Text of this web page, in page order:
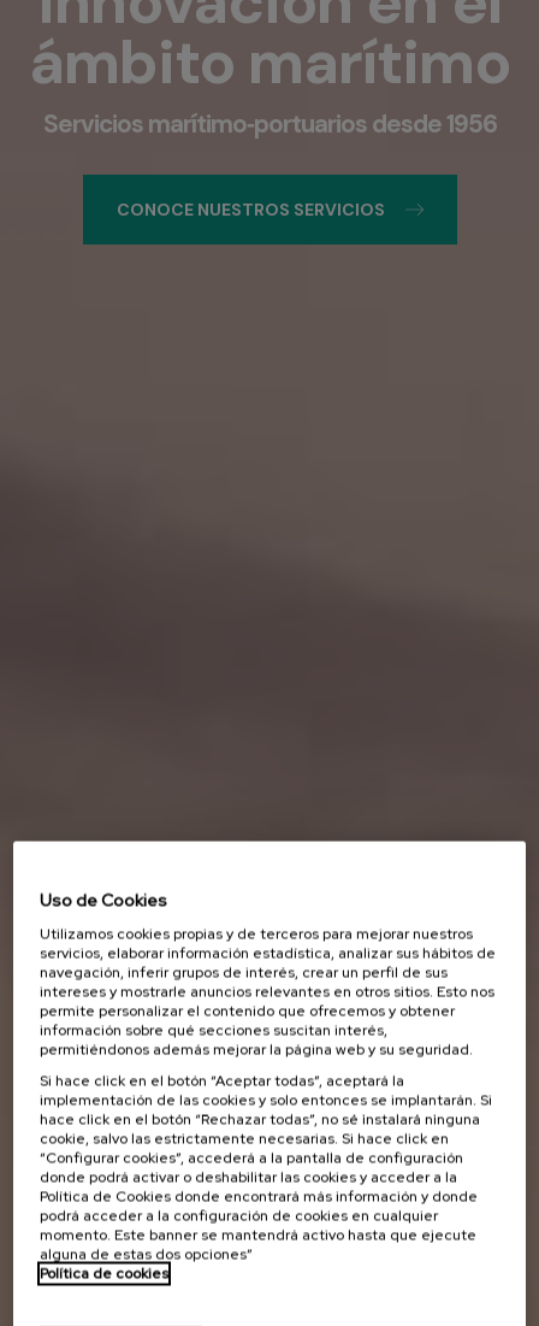
ámbito marítimo
Servicios marítimo‑portuarios desde 1956
CONOCE NUESTROS SERVICIOS
Uso de Cookies
Utilizamos cookies propias y de terceros para mejorar nuestros
servicios, elaborar información estadística, analizar sus hábitos de
navegación, inferir grupos de interés, crear un perfil de sus
intereses y mostrarle anuncios relevantes en otros sitios. Esto nos
permite personalizar el contenido que ofrecemos y obtener
información sobre qué secciones suscitan interés,
permitiéndonos además mejorar la página web y su seguridad.
Si hace click en el botón “Aceptar todas”, aceptará la
implementación de las cookies y solo entonces se implantarán. Si
hace click en el botón “Rechazar todas”, no sé instalará ninguna
cookie, salvo las estrictamente necesarias. Si hace click en
“Configurar cookies”, accederá a la pantalla de configuración
donde podrá activar o deshabilitar las cookies y acceder a la
Política de Cookies donde encontrará más información y donde
podrá acceder a la configuración de cookies en cualquier
momento. Este banner se mantendrá activo hasta que ejecute
alguna de estas dos opciones”
Política de cookies